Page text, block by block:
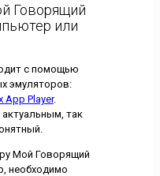
Говорящий
или
с помощью
эмуляторов:
App Player.
так
Мой Говорящий
необходимо